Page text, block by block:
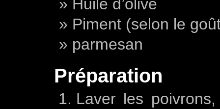
Huile d’olive
Piment (selon le
parmesan
Préparation
Laver les